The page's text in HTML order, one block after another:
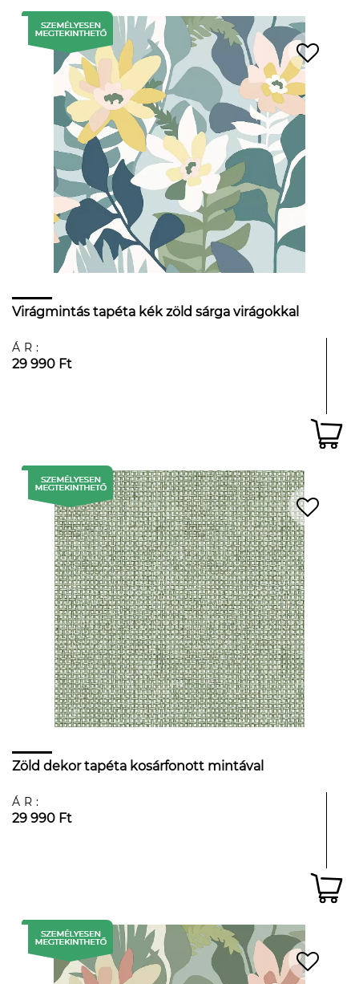
Virágmintás tapéta kék zöld sárga virágokkal
ÁR:
29 990 Ft
Zöld dekor tapéta kosárfonott mintával
ÁR:
29 990 Ft